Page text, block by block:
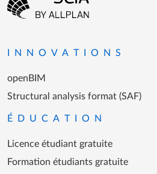
INNOVATIONS
openBIM
Structural analysis format (SAF)
ÉDUCATION
Licence étudiant gratuite
Formation étudiants gratuite